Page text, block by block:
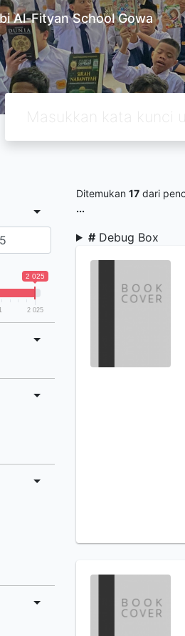
Al-Fityan School Gowa
2 025
2 025
Ditemukan 17 dari
...
# Debug Box